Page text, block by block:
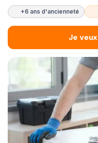
+6 ans d'ancienneté
Je